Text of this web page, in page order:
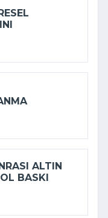
ALTIN
BASKI